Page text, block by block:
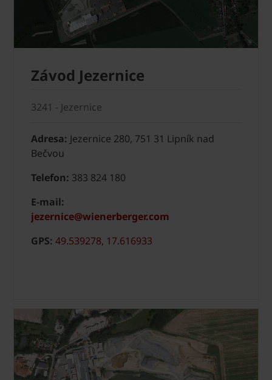
Závod Jezernice
3241 - Jezernice
Adresa: Jezernice 280, 751 31 Lipník nad
Bečvou
Telefon: 383 824 180
E-mail:
jezernice@wienerberger.com
GPS: 49.539278, 17.616933